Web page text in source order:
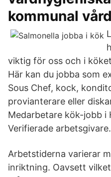
kommunal vård
viktig för oss och i
Här kan du jobba som
Sous Chef, kock,
provianterare eller
Medarbetare kök-jobb i
Verifierade arbetsgivare.
Arbetstiderna varierar
inriktning. Oavsett